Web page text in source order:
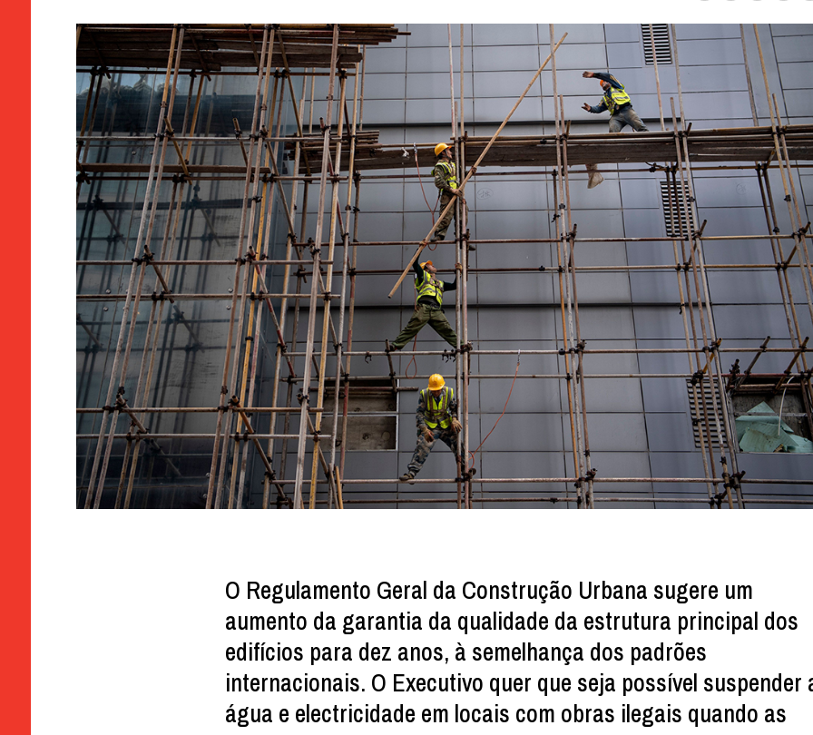
O Regulamento Geral da Construção Urbana sugere um
aumento da garantia da qualidade da estrutura principal dos
edifícios para dez anos, à semelhança dos padrões
internacionais. O Executivo quer que seja possível suspender
água e electricidade em locais com obras ilegais quando as